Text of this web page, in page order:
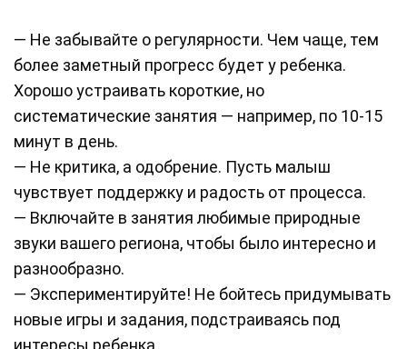
— Не забывайте о регулярности. Чем чаще, тем
более заметный прогресс будет у ребенка.
Хорошо устраивать короткие, но
систематические занятия — например, по 10-15
минут в день.
— Не критика, а одобрение. Пусть малыш
чувствует поддержку и радость от процесса.
— Включайте в занятия любимые природные
звуки вашего региона, чтобы было интересно и
разнообразно.
— Экспериментируйте! Не бойтесь придумывать
новые игры и задания, подстраиваясь под